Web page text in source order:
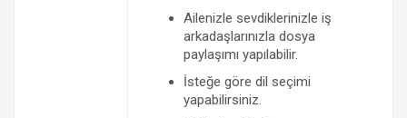
Ailenizle sevdiklerinizle iş
arkadaşlarınızla dosya
paylaşımı yapılabilir.
İsteğe göre dil seçimi
yapabilirsiniz.